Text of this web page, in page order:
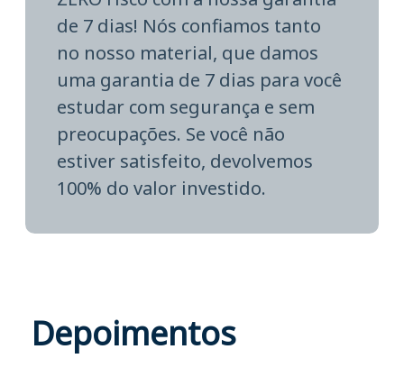
de 7 dias! Nós confiamos tanto
no nosso material, que damos
uma garantia de 7 dias para você
estudar com segurança e sem
preocupações. Se você não
estiver satisfeito, devolvemos
100% do valor investido.
Depoimentos